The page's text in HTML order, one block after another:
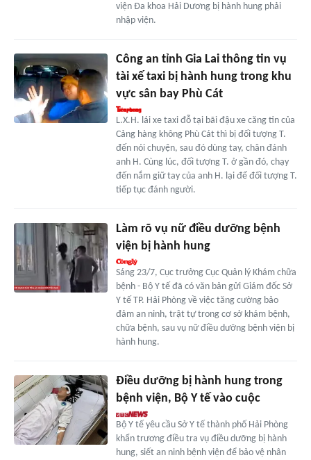
viện Đa khoa Hải Dương bị hành hung phải
nhập viện.
Công an tỉnh Gia Lai thông tin vụ
tài xế taxi bị hành hung trong khu
vực sân bay Phù Cát
L.X.H. lái xe taxi đỗ tại bãi đậu xe căng tin của
Cảng hàng không Phù Cát thì bị đối tượng T.
đến nói chuyện, sau đó dùng tay, chân đánh
anh H. Cùng lúc, đối tượng T. ở gần đó, chạy
đến nắm giữ tay của anh H. lại để đối tượng T.
tiếp tục đánh người.
Làm rõ vụ nữ điều dưỡng bệnh
viện bị hành hung
Sáng 23/7, Cục trưởng Cục Quản lý Khám chữa
bệnh - Bộ Y tế đã có văn bản gửi Giám đốc Sở
Y tế TP. Hải Phòng về việc tăng cường bảo
đảm an ninh, trật tự trong cơ sở khám bệnh,
chữa bệnh, sau vụ nữ điều dưỡng bệnh viện bị
hành hung.
Điều dưỡng bị hành hung trong
bệnh viện, Bộ Y tế vào cuộc
Bộ Y tế yêu cầu Sở Y tế thành phố Hải Phòng
khẩn trương điều tra vụ điều dưỡng bị hành
hung, siết an ninh bệnh viện để bảo vệ nhân